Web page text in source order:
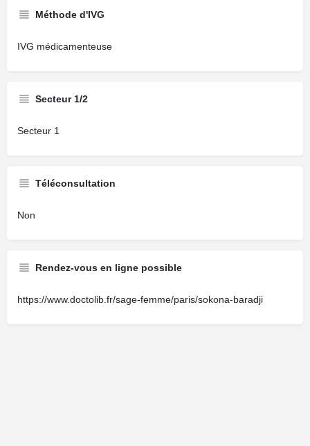
Méthode d'IVG
IVG médicamenteuse
Secteur 1/2
Secteur 1
Téléconsultation
Non
Rendez-vous en ligne possible
https://www.doctolib.fr/sage-femme/paris/sokona-baradji